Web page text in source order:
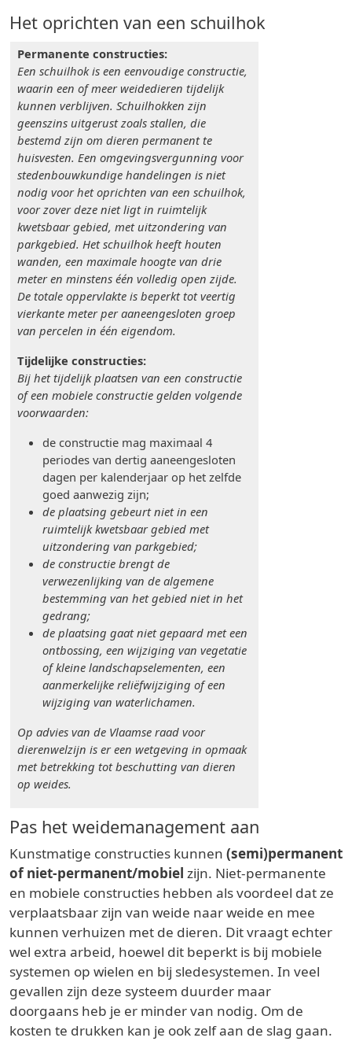
Het oprichten van een schuilhok
Permanente constructies:
Een schuilhok is een eenvoudige constructie,
waarin een of meer weidedieren tijdelijk
kunnen verblijven. Schuilhokken zijn
geenszins uitgerust zoals stallen, die
bestemd zijn om dieren permanent te
huisvesten. Een omgevingsvergunning voor
stedenbouwkundige handelingen is niet
nodig voor het oprichten van een schuilhok,
voor zover deze niet ligt in ruimtelijk
kwetsbaar gebied, met uitzondering van
parkgebied. Het schuilhok heeft houten
wanden, een maximale hoogte van drie
meter en minstens één volledig open zijde.
De totale oppervlakte is beperkt tot veertig
vierkante meter per aaneengesloten groep
van percelen in één eigendom.
Tijdelijke constructies:
Bij het tijdelijk plaatsen van een constructie
of een mobiele constructie gelden volgende
voorwaarden:
de constructie mag maximaal 4
periodes van dertig aaneengesloten
dagen per kalenderjaar op het zelfde
goed aanwezig zijn;
de plaatsing gebeurt niet in een
ruimtelijk kwetsbaar gebied met
uitzondering van parkgebied;
de constructie brengt de
verwezenlijking van de algemene
bestemming van het gebied niet in het
gedrang;
de plaatsing gaat niet gepaard met een
ontbossing, een wijziging van vegetatie
of kleine landschapselementen, een
aanmerkelijke reliëfwijziging of een
wijziging van waterlichamen.
Op advies van de Vlaamse raad voor
dierenwelzijn is er een wetgeving in opmaak
met betrekking tot beschutting van dieren
op weides.
Pas het weidemanagement aan
Kunstmatige constructies kunnen (semi)permanent
of niet-permanent/mobiel zijn. Niet-permanente
en mobiele constructies hebben als voordeel dat ze
verplaatsbaar zijn van weide naar weide en mee
kunnen verhuizen met de dieren. Dit vraagt echter
wel extra arbeid, hoewel dit beperkt is bij mobiele
systemen op wielen en bij sledesystemen. In veel
gevallen zijn deze systeem duurder maar
doorgaans heb je er minder van nodig. Om de
kosten te drukken kan je ook zelf aan de slag gaan.